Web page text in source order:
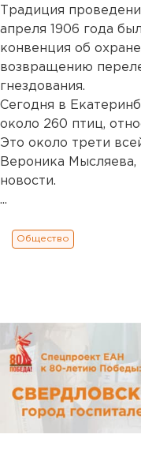
Традиция
апреля 1906 года
конвенция об
возвращению
гнездования.
Сегодня в
около 260 птиц,
Это около трети
Вероника Мысляева,
новости.
...
Общество